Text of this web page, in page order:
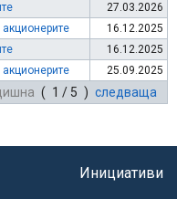
27.03.2026
16.12.2025
16.12.2025
25.09.2025
( 1 / 5 ) следваща
Инициативи